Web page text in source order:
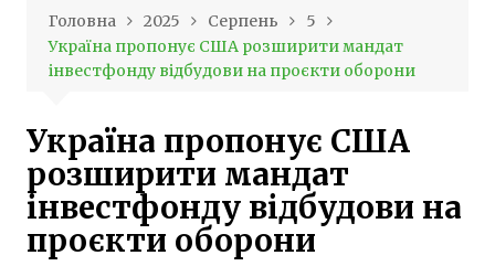
Головна 2025 Серпень
5
Україна пропонує США розширити мандат
інвестфонду відбудови на проєкти оборони
Україна пропонує США
розширити мандат
інвестфонду відбудови на
проєкти оборони